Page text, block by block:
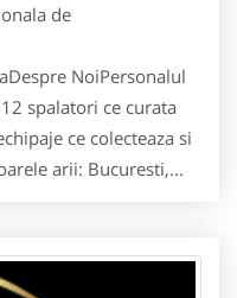
de
NoiPersonalul
spalatori ce curata
ce colecteaza si
arii: Bucuresti,...